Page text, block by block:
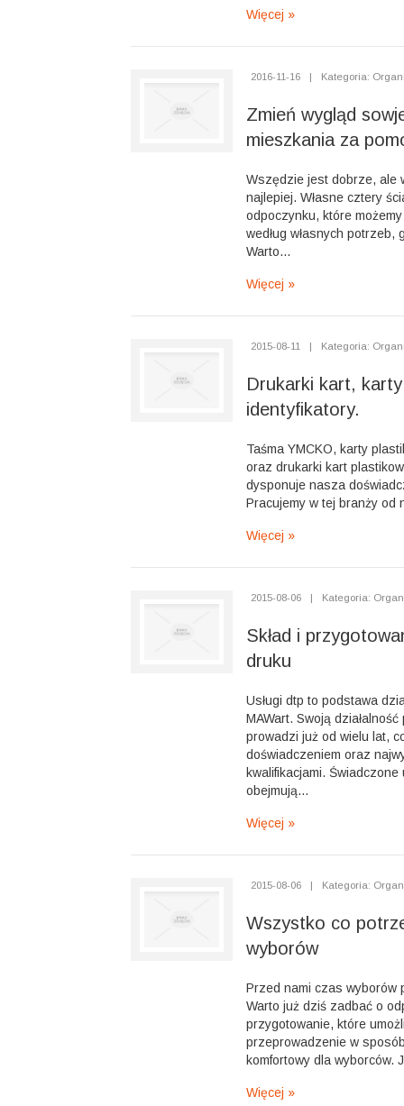
Więcej »
2016-11-16 | Kategoria:
Zmień wygląd
mieszkania za
Wszędzie jest dobrze, ale
najlepiej. Własne cztery
odpoczynku, które
według własnych potrzeb,
Warto...
Więcej »
2015-08-11 | Kategoria:
Drukarki kart,
identyfikatory.
Taśma YMCKO, karty
oraz drukarki kart
dysponuje nasza
Pracujemy w tej branży od
Więcej »
2015-08-06 | Kategoria:
Skład i
druku
Usługi dtp to podstawa
MAWart. Swoją
prowadzi już od wielu lat,
doświadczeniem oraz
kwalifikacjami. Świadczone
obejmują...
Więcej »
2015-08-06 | Kategoria:
Wszystko co
wyborów
Przed nami czas wyborów
Warto już dziś zadbać o
przygotowanie, które
przeprowadzenie w
komfortowy dla wyborców.
Więcej »